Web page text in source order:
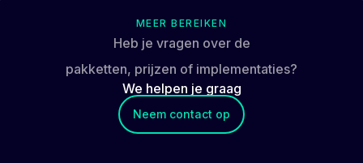
MEER BEREIKEN
Heb je vragen over de
pakketten, prijzen of implementaties?
We helpen je graag
Neem contact op